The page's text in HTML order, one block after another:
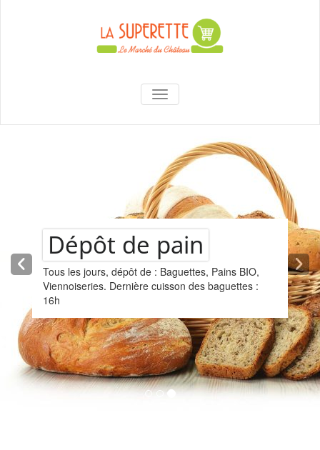
content
La Superette –
le marché du
château
AFFICHER/MASQUER LA
Dépôt de pain
Tous les jours, dépôt de : Baguettes, Pains BIO,
Viennoiseries. Dernière cuisson des baguettes :
16h